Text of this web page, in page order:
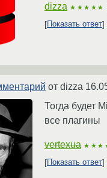
dizza ★★★★★
Показать ответ
от dizza
Тогда будет
все плагины
vertexua
Показать ответ